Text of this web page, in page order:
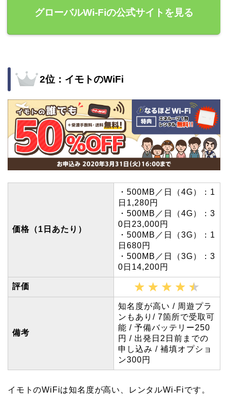
グローバルWi-Fiの公式サイトを見る
2位：イモトのWiFi
価格（1日あたり）
・500MB／日（4G）：1
日1,280円
・500MB／日（4G）：3
0日23,000円
・500MB／日（3G）：1
日680円
・500MB／日（3G）：3
0日14,200円
評価
備考
知名度が高い / 周遊プラ
ンもあり/ 7箇所で受取可
能 / 予備バッテリー250
円 / 出発日2日前までの
申し込み / 補填オプショ
ン300円
イモトのWiFiは知名度が高い、レンタルWi-Fiです。